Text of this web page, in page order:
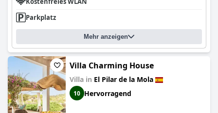
Parkplatz
Mehr anzeigen
Villa Charming House
Villa in El Pilar de la Mola
10 Hervorragend